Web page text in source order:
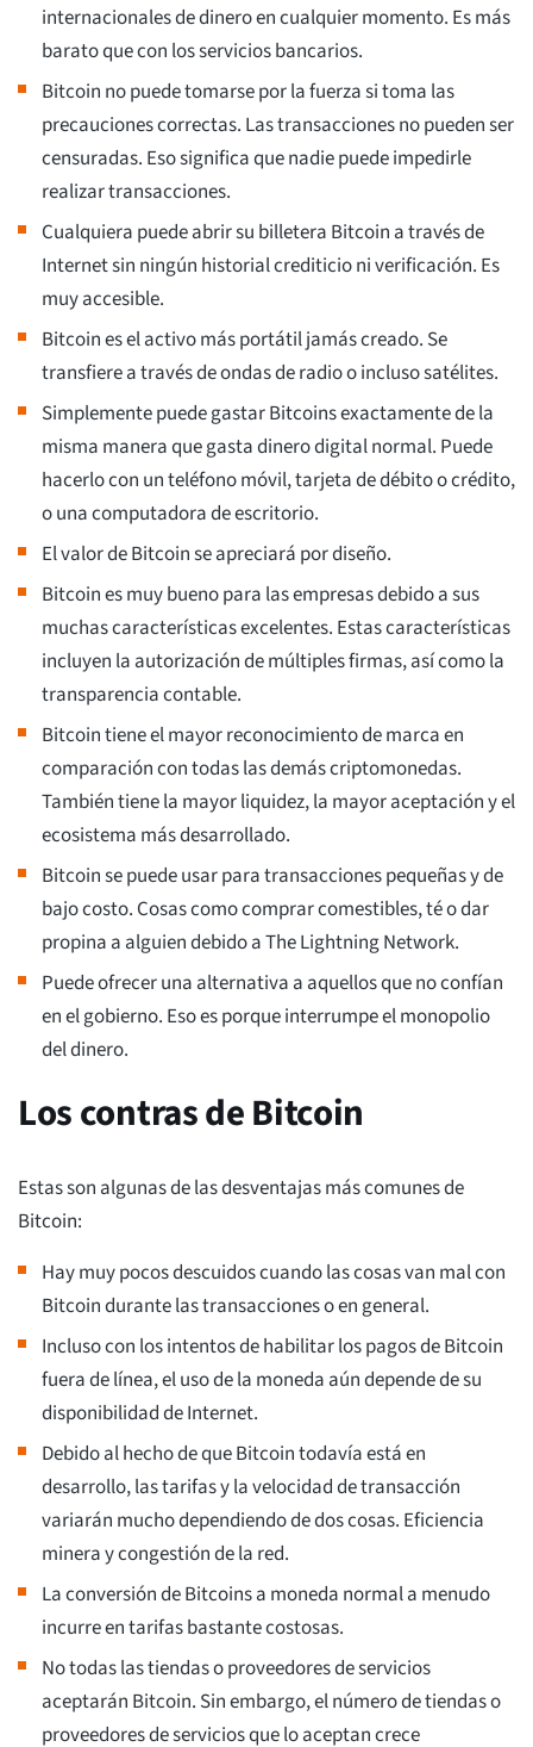
internacionales de dinero en cualquier momento. Es más
barato que con los servicios bancarios.
Bitcoin no puede tomarse por la fuerza si toma las
precauciones correctas. Las transacciones no pueden ser
censuradas. Eso significa que nadie puede impedirle
realizar transacciones.
Cualquiera puede abrir su billetera Bitcoin a través de
Internet sin ningún historial crediticio ni verificación. Es
muy accesible.
Bitcoin es el activo más portátil jamás creado. Se
transfiere a través de ondas de radio o incluso satélites.
Simplemente puede gastar Bitcoins exactamente de la
misma manera que gasta dinero digital normal. Puede
hacerlo con un teléfono móvil, tarjeta de débito o crédito,
o una computadora de escritorio.
El valor de Bitcoin se apreciará por diseño.
Bitcoin es muy bueno para las empresas debido a sus
muchas características excelentes. Estas características
incluyen la autorización de múltiples firmas, así como la
transparencia contable.
Bitcoin tiene el mayor reconocimiento de marca en
comparación con todas las demás criptomonedas.
También tiene la mayor liquidez, la mayor aceptación y el
ecosistema más desarrollado.
Bitcoin se puede usar para transacciones pequeñas y de
bajo costo. Cosas como comprar comestibles, té o dar
propina a alguien debido a The Lightning Network.
Puede ofrecer una alternativa a aquellos que no confían
en el gobierno. Eso es porque interrumpe el monopolio
del dinero.
Los contras de Bitcoin
Estas son algunas de las desventajas más comunes de
Bitcoin:
Hay muy pocos descuidos cuando las cosas van mal con
Bitcoin durante las transacciones o en general.
Incluso con los intentos de habilitar los pagos de Bitcoin
fuera de línea, el uso de la moneda aún depende de su
disponibilidad de Internet.
Debido al hecho de que Bitcoin todavía está en
desarrollo, las tarifas y la velocidad de transacción
variarán mucho dependiendo de dos cosas. Eficiencia
minera y congestión de la red.
La conversión de Bitcoins a moneda normal a menudo
incurre en tarifas bastante costosas.
No todas las tiendas o proveedores de servicios
aceptarán Bitcoin. Sin embargo, el número de tiendas o
proveedores de servicios que lo aceptan crece